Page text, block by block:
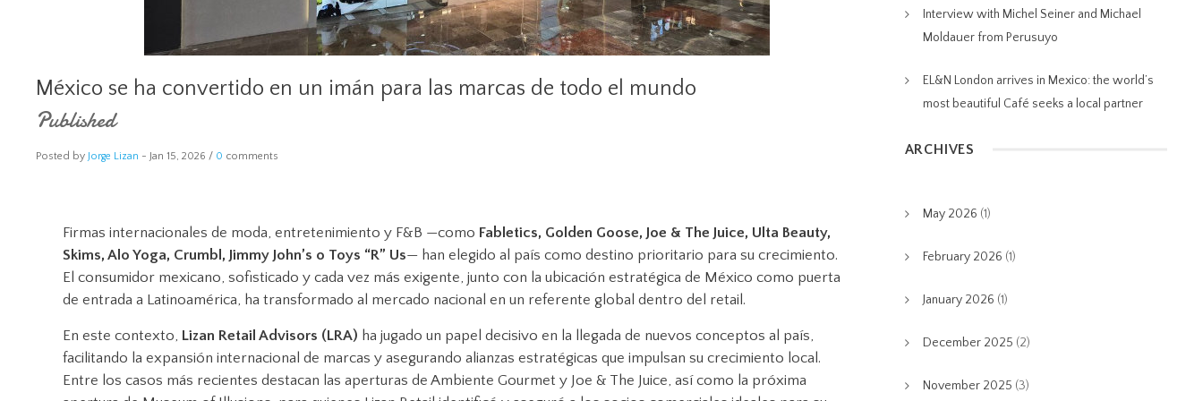
México se ha convertido en un imán para las marcas de todo el mundo
Published
Posted by Jorge Lizan - Jan 15, 2026 / 0 comments
Firmas internacionales de moda, entretenimiento y F&B —como Fabletics, Golden Goose, Joe & The Juice, Ulta Beauty,
Skims, Alo Yoga, Crumbl, Jimmy John’s o Toys “R” Us— han elegido al país como destino prioritario para su crecimiento.
El consumidor mexicano, sofisticado y cada vez más exigente, junto con la ubicación estratégica de México como puerta
de entrada a Latinoamérica, ha transformado al mercado nacional en un referente global dentro del retail.
En este contexto, Lizan Retail Advisors (LRA) ha jugado un papel decisivo en la llegada de nuevos conceptos al país,
facilitando la expansión internacional de marcas y asegurando alianzas estratégicas que impulsan su crecimiento local.
Entre los casos más recientes destacan las aperturas de Ambiente Gourmet y Joe & The Juice, así como la próxima
Interview with Michel Seiner and Michael
Moldauer from Perusuyo
EL&N London arrives in Mexico: the world’s
most beautiful Café seeks a local partner
ARCHIVES
May 2026 (1)
February 2026 (1)
January 2026 (1)
December 2025 (2)
November 2025 (3)